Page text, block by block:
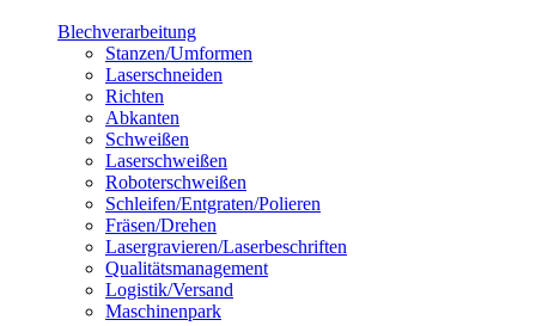
Blechverarbeitung
Stanzen/Umformen
Laserschneiden
Richten
Abkanten
Schweißen
Laserschweißen
Roboterschweißen
Schleifen/Entgraten/Polieren
Fräsen/Drehen
Lasergravieren/Laserbeschriften
Qualitätsmanagement
Logistik/Versand
Maschinenpark